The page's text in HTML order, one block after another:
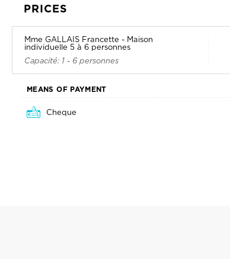
PRICES
Mme GALLAIS Francette - Maison
individuelle 5 à 6 personnes
Capacité: 1 - 6 personnes
MEANS OF PAYMENT
Cheque